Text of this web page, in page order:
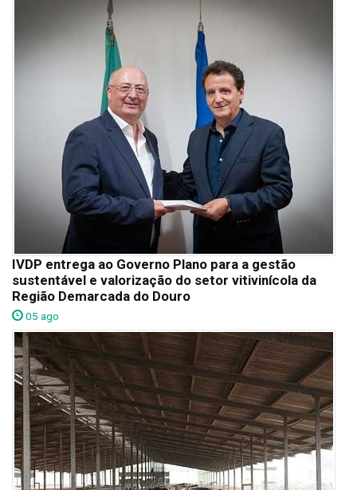
IVDP entrega ao Governo Plano para a gestão
sustentável e valorização do setor vitivinícola da
Região Demarcada do Douro
05 ago